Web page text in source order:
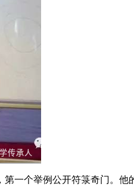
一个举例公开符箓奇门。他